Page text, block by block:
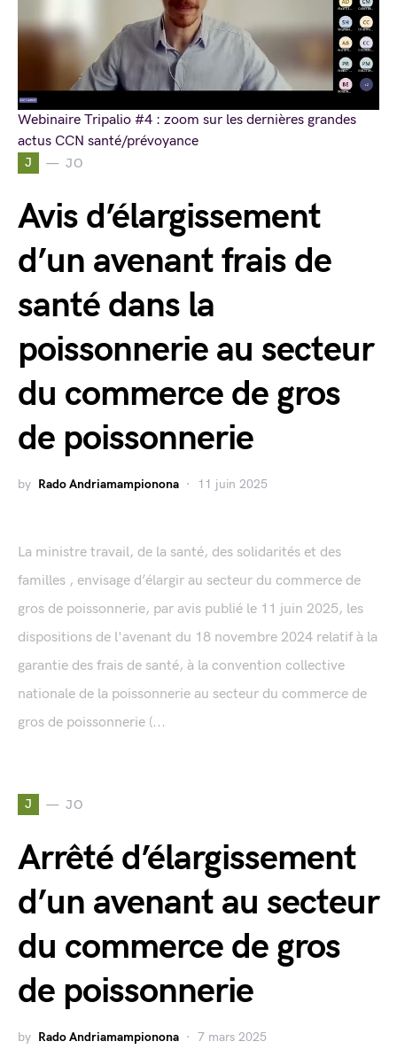
J JO
Avis d’élargissement
d’un avenant frais de
santé dans la
poissonnerie au secteur
du commerce de gros
de poissonnerie
by Rado Andriamampionona 11 juin 2025
La ministre travail, de la santé, des solidarités et des
familles , envisage d’élargir au secteur du commerce de
gros de poissonnerie, par avis publié le 11 juin 2025, les
dispositions de l'avenant du 18 novembre 2024 relatif à la
garantie des frais de santé, à la convention collective
nationale de la poissonnerie au secteur du commerce de
gros de poissonnerie (...
J JO
Arrêté d’élargissement
d’un avenant au secteur
du commerce de gros
de poissonnerie
by Rado Andriamampionona 7 mars 2025
Webinaire Tripalio #4 : zoom sur les dernières grandes
actus CCN santé/prévoyance